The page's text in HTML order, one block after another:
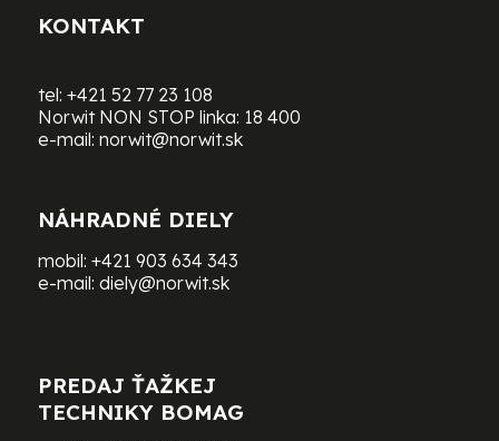
KONTAKT
tel: +421 52 77 23 108
Norwit NON STOP linka: 18 400
e-mail: norwit@norwit.sk
NÁHRADNÉ DIELY
mobil: +421 903 634 343
e-mail: diely@norwit.sk
PREDAJ ŤAŽKEJ
TECHNIKY BOMAG